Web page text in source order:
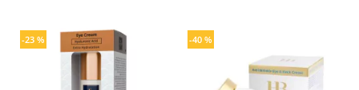
-23 % -40 %